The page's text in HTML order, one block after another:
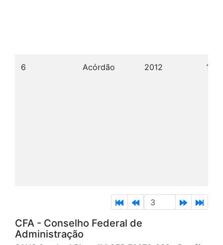
6 Acórdão 2012 17/
CFA - Conselho Federal de
Administração